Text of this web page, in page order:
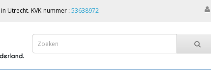
Utrecht. KVK-nummer : 53638972